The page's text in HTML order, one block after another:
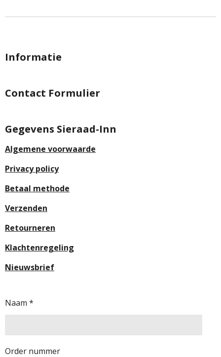
Informatie
Contact Formulier
Gegevens Sieraad-Inn
Algemene voorwaarde
Privacy policy
Betaal methode
Verzenden
Retourneren
Klachtenregeling
Nieuwsbrief
Naam *
Order nummer